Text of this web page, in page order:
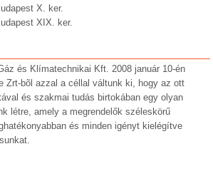
X. ker.
XIX. ker.
és Klímatechnikai Kft. 2008 január 10-én
Zrt-bõl azzal a céllal váltunk ki, hogy az ott
és szakmai tudás birtokában egy olyan
létre, amely a megrendelők széleskörű
és minden igényt kielégítve